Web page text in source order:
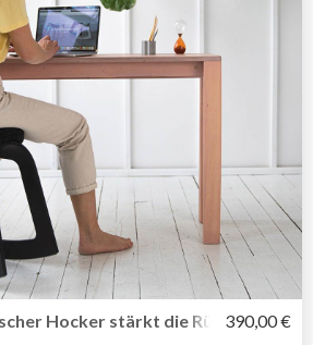
Hocker stärkt die 390,00 €